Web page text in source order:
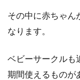
その中に赤ちゃん
なります。
ベビーサークルも
期間使えるものが